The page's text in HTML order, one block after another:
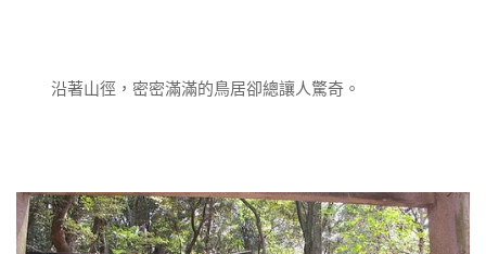
沿著山徑，密密滿滿的鳥居卻總讓人驚奇。